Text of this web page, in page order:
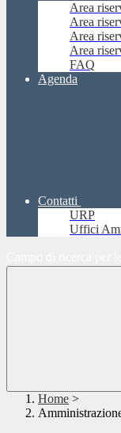
Area
Area
Area
Area
FAQ
Agenda
Contatti
URP
Uffici
Home >